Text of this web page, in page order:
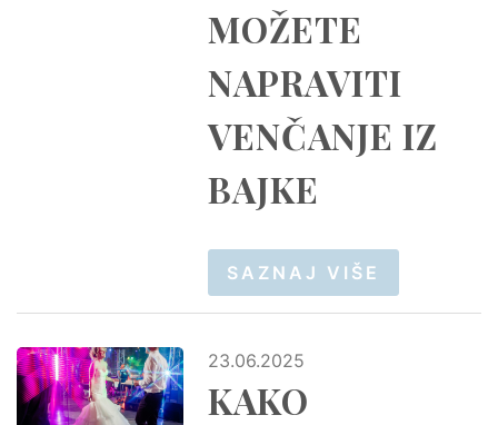
MOŽETE
NAPRAVITI
VENČANJE IZ
BAJKE
SAZNAJ VIŠE
23.06.2025
KAKO